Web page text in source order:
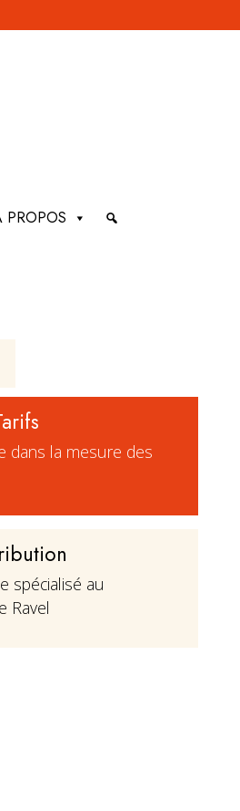
PROPOS
dans la mesure des
spécialisé au
Ravel